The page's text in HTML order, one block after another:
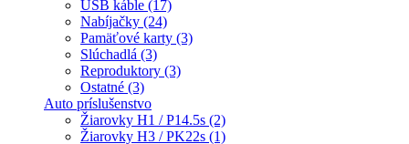
USB káble (17)
Nabíjačky (24)
Pamäťové karty (3)
Slúchadlá (3)
Reproduktory (3)
Ostatné (3)
Auto príslušenstvo
Žiarovky H1 / P14.5s (2)
Žiarovky H3 / PK22s (1)